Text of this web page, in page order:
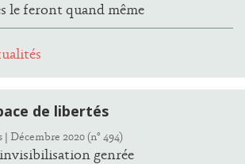
le feront quand même
de libertés
| Décembre 2020 (n° 494)
genrée